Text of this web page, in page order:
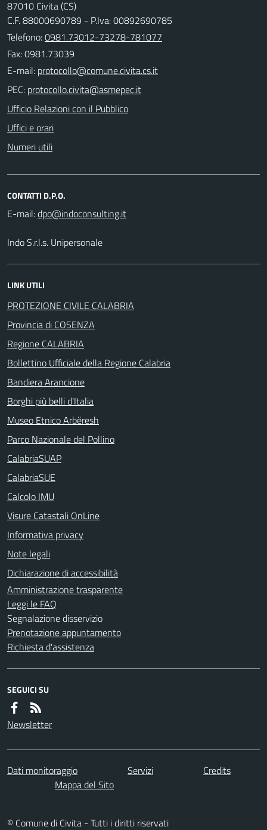
87010 Civita (CS)
C.F. 88000690789 - P.Iva: 00892690785
Telefono:0981.73012-73278-781077
Fax: 0981.73039
E-mail:
PEC:
Ufficio Relazioni con il Pubblico
Uffici e orari
Numeri utili
CONTATTI D.P.O.
E-mail:
Indo S.r.l.s. Unipersonale
LINK UTILI
PROTEZIONE CIVILE CALABRIA
Provincia di COSENZA
Regione CALABRIA
Bollettino Ufficiale della Regione Calabria
Bandiera Arancione
Borghi più belli d'Italia
Museo Etnico Arbëresh
Parco Nazionale del Pollino
CalabriaSUAP
CalabriaSUE
Calcolo IMU
Visure Catastali OnLine
Informativa privacy
Note legali
Dichiarazione di accessibilità
Amministrazione trasparente
Leggi le FAQ
Segnalazione disservizio
Prenotazione appuntamento
Richiesta d'assistenza
SEGUICI SU
Newsletter
Dati monitoraggio Servizi
Credits
Mappa del Sito
© Comune di Civita - Tutti i diritti riservati